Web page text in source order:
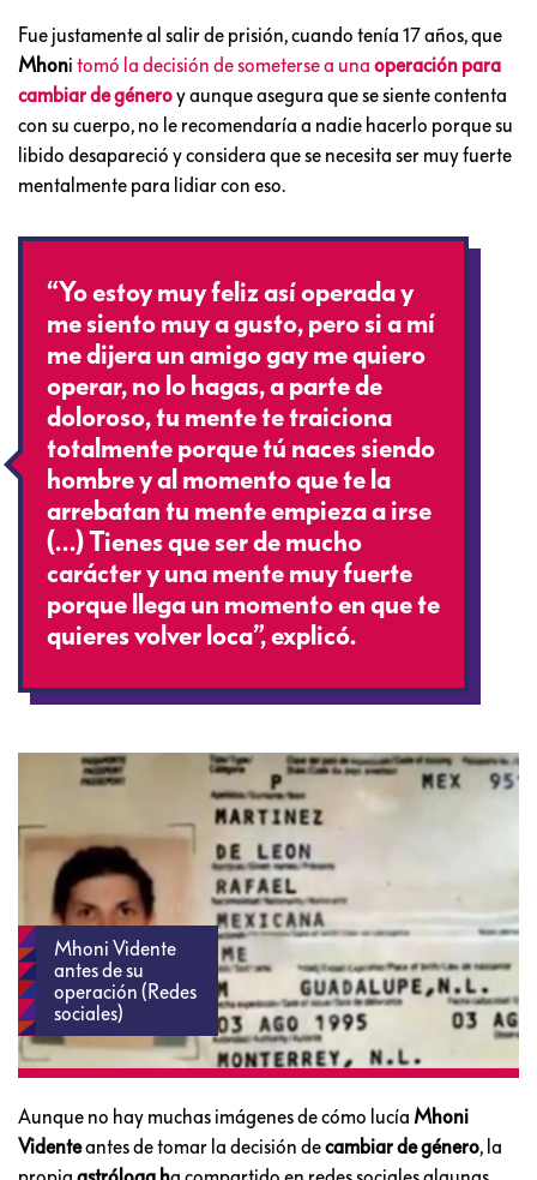
Fue justamente al salir de prisión, cuando tenía 17 años, que
Mhoni tomó la decisión de someterse a una operación para
cambiar de géneroy aunque asegura que se siente contenta
con su cuerpo, no le recomendaría a nadie hacerlo porque su
libido desapareció y considera que se necesita ser muy fuerte
mentalmente para lidiar con eso.
“Yo estoy muy feliz así operada y
me siento muy a gusto, pero si a mí
me dijera un amigo gay me quiero
operar, no lo hagas, a parte de
doloroso, tu mente te traiciona
totalmente porque tú naces siendo
hombre y al momento que te la
arrebatan tu mente empieza a irse
(…) Tienes que ser de mucho
carácter y una mente muy fuerte
porque llega un momento en que te
quieres volver loca”, explicó.
Mhoni Vidente
antes de su
operación (Redes
sociales)
Aunque no hay muchas imágenes de cómo lucía Mhoni
Videnteantes de tomar la decisión decambiar de género , la